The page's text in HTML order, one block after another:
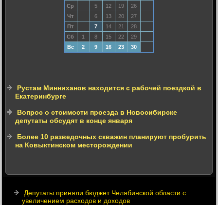
Ср
5 12 19
26
Чт
6 13 20
27
Пт
7 14 21
28
Сб
1 8 15 22
29
Вс
2 9 16 23 30
Рустам Минниханов находится с рабочей поездкой в
Екатеринбурге
Вопрос о стоимости проезда в Новосибирске
депутаты обсудят в конце января
Более 10 разведочных скважин планируют пробурить
на Ковыктинском месторождении
Депутаты приняли бюджет Челябинской области с
увеличением расходов и доходов